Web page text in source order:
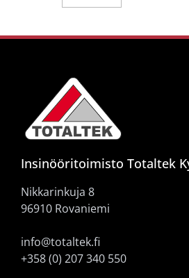
Insinööritoimisto Totaltek
Nikkarinkuja 8
96910 Rovaniemi
info@totaltek.fi
+358 (0) 207 340 550